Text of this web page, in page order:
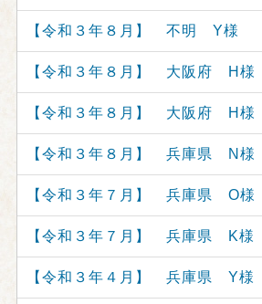
【令和３年８月】 不明 Y様
【令和３年８月】 大阪府 H様
【令和３年８月】 大阪府 H様
【令和３年８月】 兵庫県 N様
【令和３年７月】 兵庫県 O様
【令和３年７月】 兵庫県 K様
【令和３年４月】 兵庫県 Y様